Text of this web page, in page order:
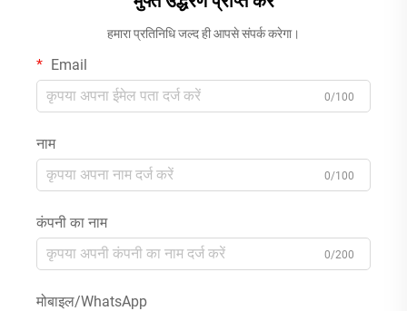
हमारा प्रतिनिधि जल्द ही आपसे संपर्क करेगा।
Email
0/100
नाम
0/100
कंपनी का नाम
0/200
मोबाइल/WhatsApp